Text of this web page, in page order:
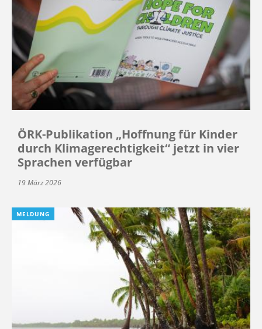
ÖRK-Publikation „Hoffnung für Kinder
durch Klimagerechtigkeit“ jetzt in vier
Sprachen verfügbar
19 März 2026
MELDUNG